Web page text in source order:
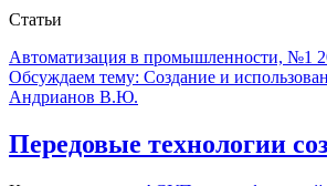
Статьи
Автоматизация в промышленности, №1
Обсуждаем тему: Создание и
Андрианов В.Ю.
Передовые технологии